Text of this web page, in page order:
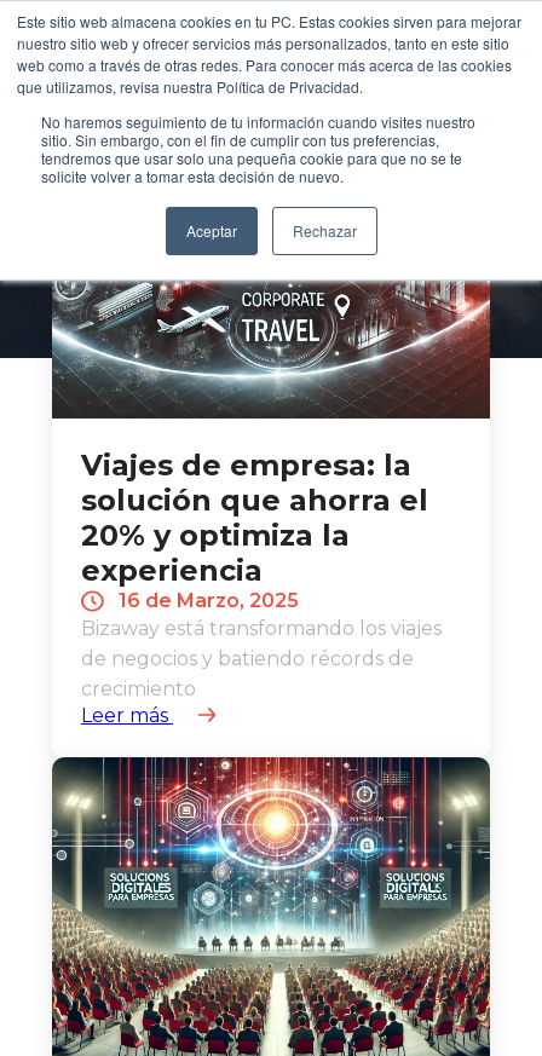
Este sitio web almacena cookies en tu PC. Estas cookies sirven para mejorar
nuestro sitio web y ofrecer servicios más personalizados, tanto en este sitio
web como a través de otras redes. Para conocer más acerca de las cookies
que utilizamos, revisa nuestra Política de Privacidad.
No haremos seguimiento de tu información cuando visites nuestro
sitio. Sin embargo, con el fin de cumplir con tus preferencias,
tendremos que usar solo una pequeña cookie para que no se te
solicite volver a tomar esta decisión de nuevo.
Aceptar Rechazar
Translate »
Al inglé
Casos deEmpresa
y Sociedad
Viajes de empresa: la
solución que ahorra el
20% y optimiza la
experiencia
16 de Marzo, 2025
Bizaway está transformando los viajes
de negocios y batiendo récords de
crecimiento
Leer más